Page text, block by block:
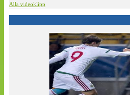
Alla videoklipp